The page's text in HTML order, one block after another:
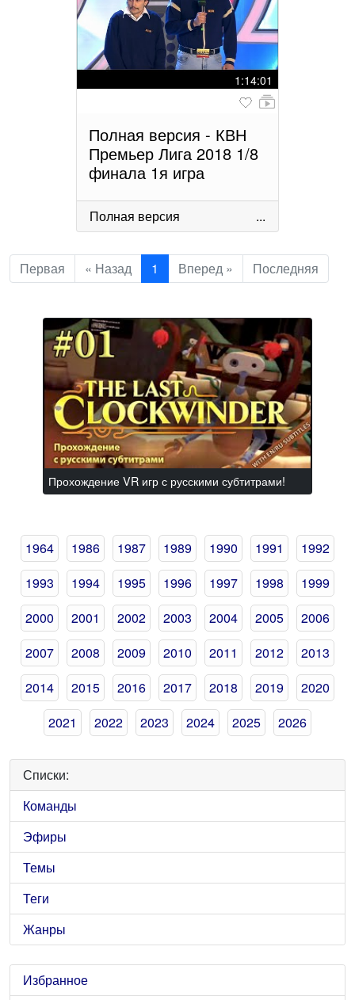
1:14:01
Полная версия - КВН
Премьер Лига 2018 1/8
финала 1я игра
Полная версия ...
Первая « Назад 1 Вперед » Последняя
Прохождение VR игр с русскими субтитрами!
1964 1986 1987 1989 1990 1991
1992
1993
1994 1995 1996 1997 1998
1999
2000
2001 2002 2003 2004 2005
2006
2007
2008 2009 2010 2011 2012
2013
2014
2015 2016 2017 2018 2019
2020
2021
2022 2023 2024 2025 2026
Списки:
Команды
Эфиры
Темы
Теги
Жанры
Избранное